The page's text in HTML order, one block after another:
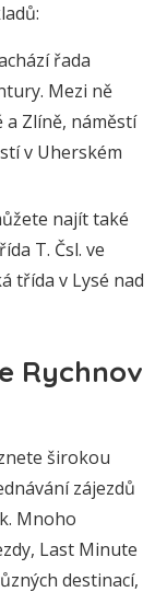
řada
Mezi ně
Zlíně, náměstí
v Uherském
najít také
T. Čsl. ve
třída v Lysé nad
Rychnov
širokou
zájezdů
Mnoho
Last Minute
destinací,